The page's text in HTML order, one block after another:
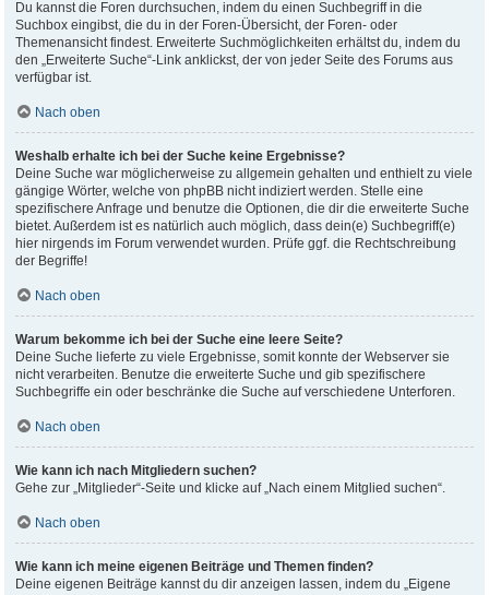
Du kannst die Foren durchsuchen, indem du einen Suchbegriff in die
Suchbox eingibst, die du in der Foren-Übersicht, der Foren- oder
Themenansicht findest. Erweiterte Suchmöglichkeiten erhältst du, indem du
den „Erweiterte Suche“-Link anklickst, der von jeder Seite des Forums aus
verfügbar ist.
Nach oben
Weshalb erhalte ich bei der Suche keine Ergebnisse?
Deine Suche war möglicherweise zu allgemein gehalten und enthielt zu viele
gängige Wörter, welche von phpBB nicht indiziert werden. Stelle eine
spezifischere Anfrage und benutze die Optionen, die dir die erweiterte Suche
bietet. Außerdem ist es natürlich auch möglich, dass dein(e) Suchbegriff(e)
hier nirgends im Forum verwendet wurden. Prüfe ggf. die Rechtschreibung
der Begriffe!
Nach oben
Warum bekomme ich bei der Suche eine leere Seite?
Deine Suche lieferte zu viele Ergebnisse, somit konnte der Webserver sie
nicht verarbeiten. Benutze die erweiterte Suche und gib spezifischere
Suchbegriffe ein oder beschränke die Suche auf verschiedene Unterforen.
Nach oben
Wie kann ich nach Mitgliedern suchen?
Gehe zur „Mitglieder“-Seite und klicke auf „Nach einem Mitglied suchen“.
Nach oben
Wie kann ich meine eigenen Beiträge und Themen finden?
Deine eigenen Beiträge kannst du dir anzeigen lassen, indem du „Eigene